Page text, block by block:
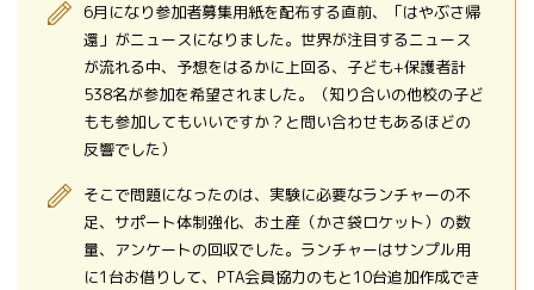
6月になり参加者募集用紙を配布する直前、「はやぶさ帰
還」がニュースになりました。世界が注目するニュース
が流れる中、予想をはるかに上回る、子ども+保護者計
538名が参加を希望されました。（知り合いの他校の子ど
もも参加してもいいですか？と問い合わせもあるほどの
反響でした）
そこで問題になったのは、実験に必要なランチャーの不
足、サポート体制強化、お土産（かさ袋ロケット）の数
量、アンケートの回収でした。ランチャーはサンプル用
に1台お借りして、PTA会員協力のもと10台追加作成でき